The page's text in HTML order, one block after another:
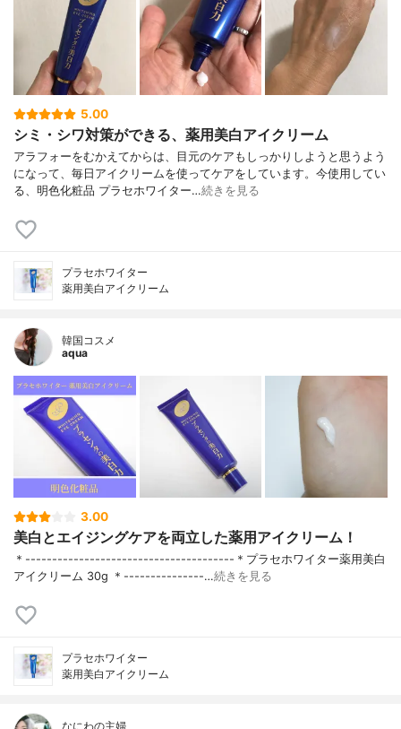
5.00
シミ・シワ対策ができる、薬用美白アイクリーム
アラフォーをむかえてからは、目元のケアもしっかりしようと思うよう
になって、毎日アイクリームを使ってケアをしています。今使用してい
る、明色化粧品 プラセホワイター…続きを見る
プラセホワイター
薬用美白アイクリーム
韓国コスメ
aqua
3.00
美白とエイジングケアを両立した薬用アイクリーム！
＊---------------------------------------＊プラセホワイター薬用美白
アイクリーム 30g ＊---------------…続きを見る
プラセホワイター
薬用美白アイクリーム
なにわの主婦